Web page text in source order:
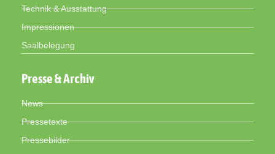
Technik & Ausstattung
Impressionen
Saalbelegung
Presse & Archiv
News
Pressetexte
Pressebilder